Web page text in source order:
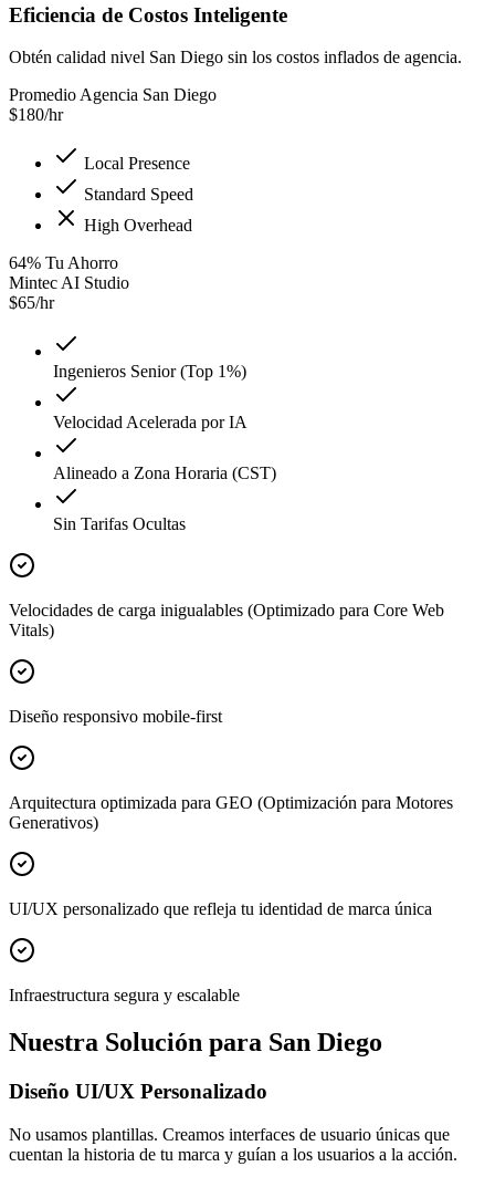
Eficiencia de Costos Inteligente
Obtén calidad nivel San Diego sin los costos inflados de agencia.
Promedio Agencia San Diego
$180/hr
Local Presence
Standard Speed
High Overhead
64% Tu Ahorro
Mintec AI Studio
$65/hr
Ingenieros Senior (Top 1%)
Velocidad Acelerada por IA
Alineado a Zona Horaria (CST)
Sin Tarifas Ocultas
Velocidades de carga inigualables (Optimizado para Core Web
Vitals)
Diseño responsivo mobile-first
Arquitectura optimizada para GEO (Optimización para Motores
Generativos)
UI/UX personalizado que refleja tu identidad de marca única
Infraestructura segura y escalable
Nuestra Solución para San Diego
Diseño UI/UX Personalizado
No usamos plantillas. Creamos interfaces de usuario únicas que
cuentan la historia de tu marca y guían a los usuarios a la acción.